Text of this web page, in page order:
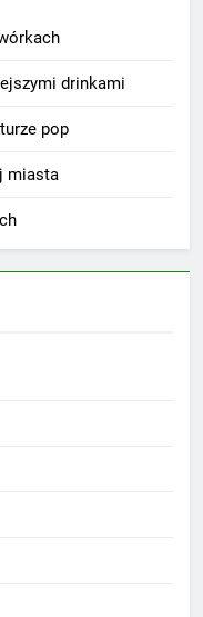
drinkami
pop
miasta